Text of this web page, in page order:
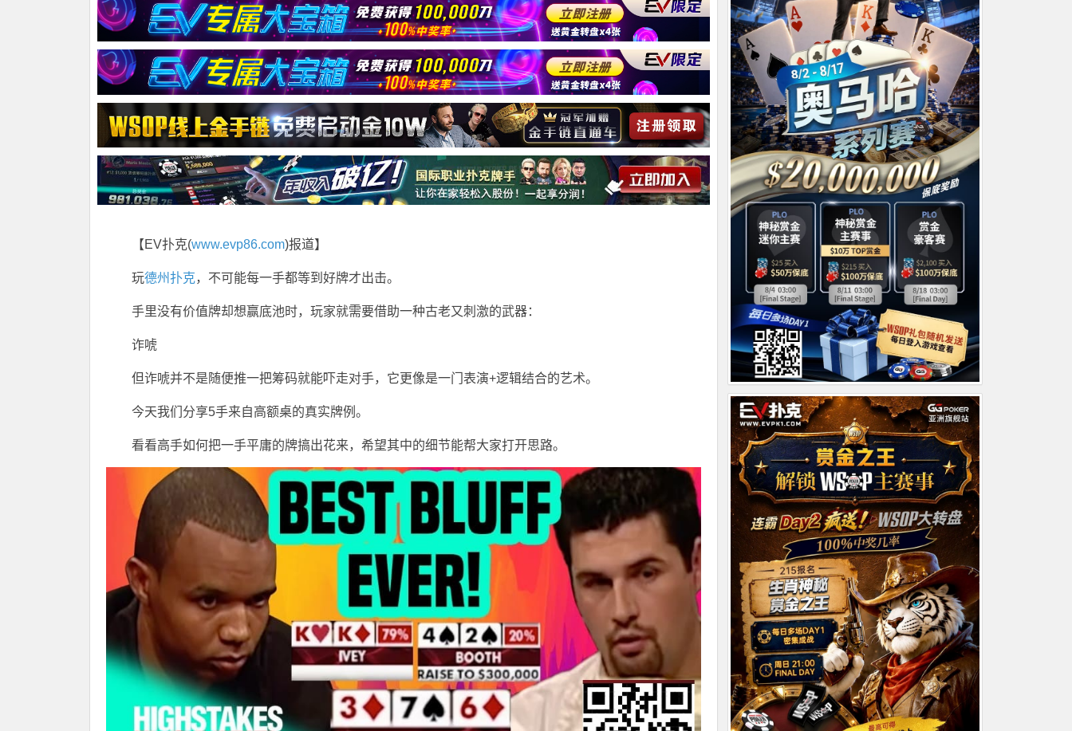
【EV扑克(www.evp86.com)报道】
玩德州扑克，不可能每一手都等到好牌才出击。
手里没有价值牌却想赢底池时，玩家就需要借助一种古老又刺激的武器：
诈唬
但诈唬并不是随便推一把筹码就能吓走对手，它更像是一门表演+逻辑结合的艺术。
今天我们分享5手来自高额桌的真实牌例。
看看高手如何把一手平庸的牌搞出花来，希望其中的细节能帮大家打开思路。